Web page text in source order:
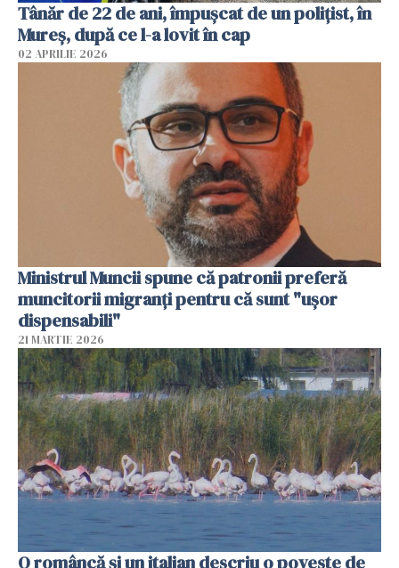
Tânăr de 22 de ani, împușcat de un polițist, în
Mureș, după ce l-a lovit în cap
02 APRILIE 2026
Ministrul Muncii spune că patronii preferă
muncitorii migranți pentru că sunt "uşor
dispensabili"
21 MARTIE 2026
O româncă și un italian descriu o poveste de